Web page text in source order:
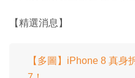
【精選消息】
【多圖】iPhone 8 真身